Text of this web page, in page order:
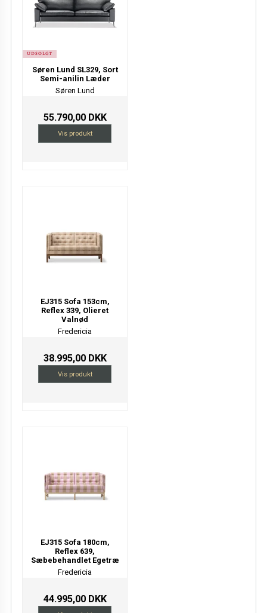
UDSOLGT
Søren Lund SL329, Sort
Semi-anilin Læder
Søren Lund
55.790,00 DKK
Vis produkt
EJ315 Sofa 153cm,
Reflex 339, Olieret
Valnød
Fredericia
38.995,00 DKK
Vis produkt
EJ315 Sofa 180cm,
Reflex 639,
Sæbebehandlet Egetræ
Fredericia
44.995,00 DKK